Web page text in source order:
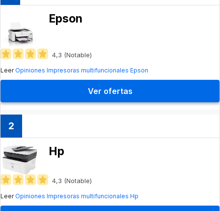
Epson
4,3 (Notable)
LeerOpiniones Impresoras multifuncionales Epson
Ver ofertas
2
Hp
4,3 (Notable)
LeerOpiniones Impresoras multifuncionales Hp